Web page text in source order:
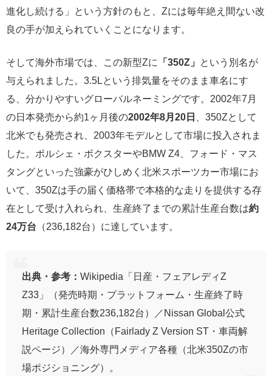
進化し続ける」という方針のもと、Zには毎年絶え間ない改
良の手が加えられていくことになります。
そして海外市場では、この新型Zに 「350Z」
という別名が
与えられました。3.5Lという排気量をそのまま車名にす
る、分かりやすいグローバルネーミングです。2002年7月
の日本発売から約1ヶ月後の2002年8月20日
、350Zとして
北米でも発売され、2003年モデルとして市場に投入されま
した。ポルシェ・ボクスターやBMW Z4、フォード・マス
タングといった強豪がひしめく北米スポーツカー市場にお
いて、350Zは手の届く価格帯で本格的な走りを提供する存
在として受け入れられ、生産終了までの累計生産台数は約
24万台 （236,182台）に達しています。
出典・参考： Wikipedia「日産・フェアレディZ
Z33」（発売時期・プラットフォーム・生産終了時
期・累計生産台数236,182台）／Nissan Global公式
Heritage Collection（Fairlady Z Version ST・車両解
説ページ）／海外専門メディア各種（北米350Zの市
場ポジショニング）。